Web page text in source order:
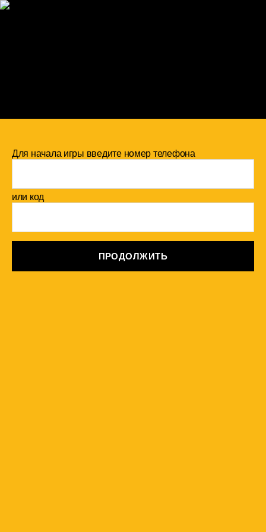
Для начала игры введите номер телефона
или код
ПРОДОЛЖИТЬ